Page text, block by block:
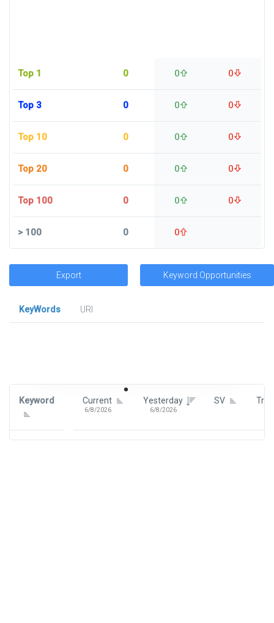
Top 1 0 0 0
Top 3 0 0 0
Top 10 0 0 0
Top 20 0 0 0
Top 100 0 0 0
>100 0 0
Export Keyword Opportunities
KeyWords
URl
Keyword Current
6/8/2026
Yesterday
6/8/2026
SV